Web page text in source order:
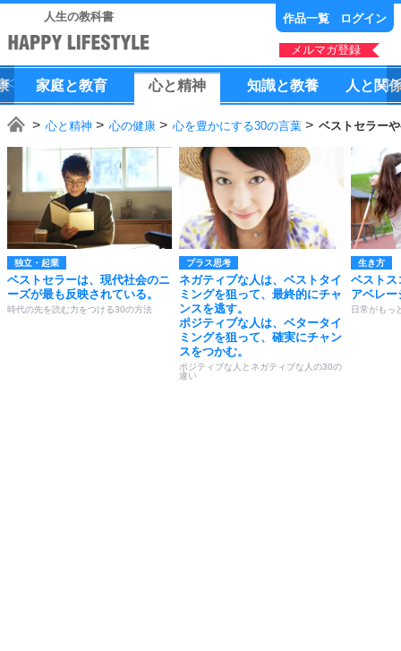
人生の教科書 作品一覧 ログイン
メルマガ登録
家庭と教育 心と精神 知識と教養 人 と 関
心と精神 心の健康 心を豊かにする30の言葉 ベストセラー
独立・起業
ベストセラーは、現代社会のニ
ーズが最も反映されている。
時代の先を読む力をつける30の方法
プラス思考
ネガティブな人は、ベストタイ
ミングを狙って、最終的にチャ
ンスを逃す。
ポジティブな人は、ベタータイ
ミングを狙って、確実にチャン
スをつかむ。
ポジティブな人とネガティブな人の30の
違い
生き方
ベストス
アベレ
日常がもっ